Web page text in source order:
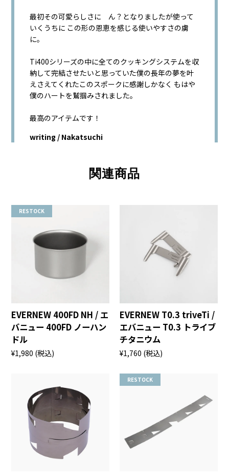
最初その可愛らしさに ん？となりましたが使って
いくうちに この形の恩恵を感じる使いやすさの虜
に。
Ti400シリーズの中に全てのクッキングシステムを収
納して完結させたいと思っていた僕の長年の夢を叶
えさえてくれたこのスポークに感謝しかなく もはや
僕のハートを鷲掴みされました。
最高のアイテムです！
writing / Nakatsuchi
関連商品
RESTOCK
EVERNEW 400FD NH / エ
バニュー 400FD ノーハン
ドル
¥1,980 (税込)
EVERNEW T0.3 triveTi /
エバニュー T0.3 トライブ
チタニウム
¥1,760 (税込)
RESTOCK